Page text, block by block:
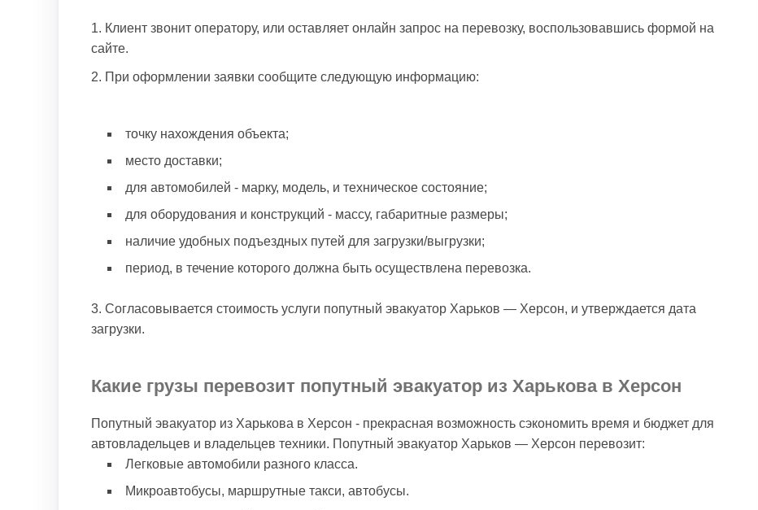
Клиент звонит оператору, или оставляет онлайн запрос на перевозку, воспользовавшись формой на
сайте.
При оформлении заявки сообщите следующую информацию:
точку нахождения объекта;
место доставки;
для автомобилей - марку, модель, и техническое состояние;
для оборудования и конструкций - массу, габаритные размеры;
наличие удобных подъездных путей для загрузки/выгрузки;
период, в течение которого должна быть осуществлена перевозка.
Согласовывается стоимость услуги попутный эвакуатор Харьков — Херсон, и утверждается дата
загрузки.
Какие грузы перевозит попутный эвакуатор из Харькова в Херсон
Попутный эвакуатор из Харькова в Херсон - прекрасная возможность сэкономить время и бюджет для
автовладельцев и владельцев техники. Попутный эвакуатор Харьков — Херсон перевозит:
Легковые автомобили разного класса.
Микроавтобусы, маршрутные такси, автобусы.